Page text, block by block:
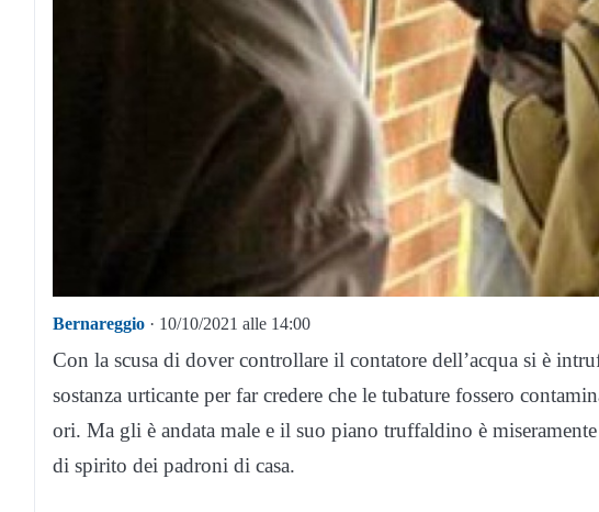
Bernareggio · 10/10/2021 alle 14:00
Con la scusa di dover controllare il contatore dell’acqua si è
sostanza urticante per far credere che le tubature fossero
ori. Ma gli è andata male e il suo piano truffaldino è
di spirito dei padroni di casa.